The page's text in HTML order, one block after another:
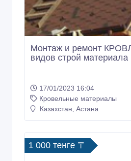
Монтаж и ремонт
видов строй материала
17/01/2023 16:04
Кровельные материалы
Казахстан, Астана
1 000 тенге 〒